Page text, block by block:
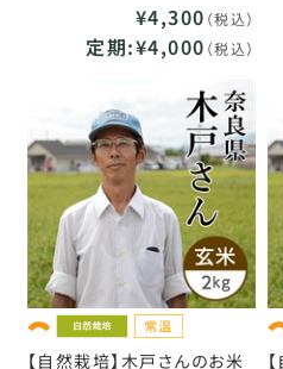
¥4,300 （税込）
定期:¥4,000 （税込）
【自然栽培】木戸さんのお米